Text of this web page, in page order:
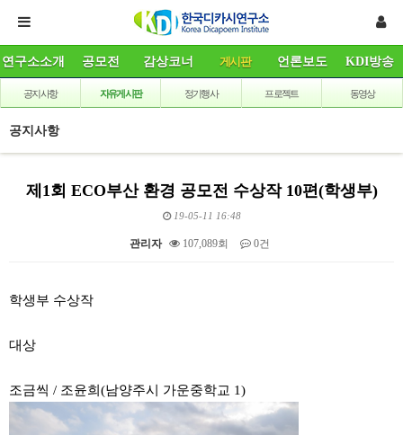
연구소소개 공모전 감상코너 게시판 언론보도 KDI방송
공지사항 자유게시판 정기행사 프로젝트 동영상
공지사항
제1회 ECO부산 환경 공모전 수상작 10편(학생부)
19-05-11 16:48
관리자 107,089회 0건
학생부 수상작
대상
조금씩 / 조윤희(남양주시 가운중학교 1)